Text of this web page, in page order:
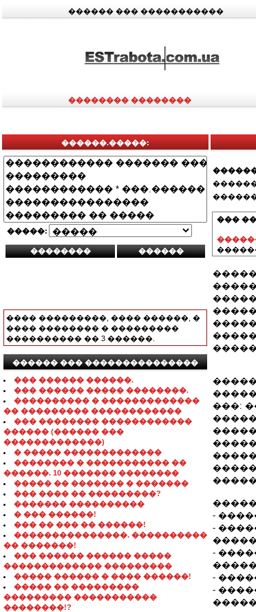
������ ��� �����������
�������� ��������
������.�����:
�����:
���� ���������, ���� ������, �
���� �������� � ���������
���������� �� 3 ������.
������ ��� ���������������
��� ������ ������.
��� ������ ����� ��������.
���������� � �������������
�� ��������� ������������
��� �������� ������������
������ (������ ���
�������������)
� ����� �������������
�������� � ����������� ��
������. 10 ������� ��������
����� �� ������� � �������
��� ���� �� ���������?
������� ����������
� ��� ������!
��� �� ��� �� ������!
���������������. ����������
�� �������!
��� ������ ������ �����
������������� ���������
����� ������ � ���� ������!
����� �� ���������
��������� �����������
��������!?
���
���:
-
-
-
-
-